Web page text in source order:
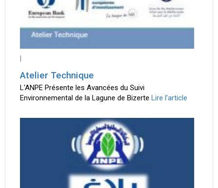
Atelier Technique
L'ANPE Présente les Avancées du Suivi
Environnemental de la Lagune de Bizerte Lire l’article